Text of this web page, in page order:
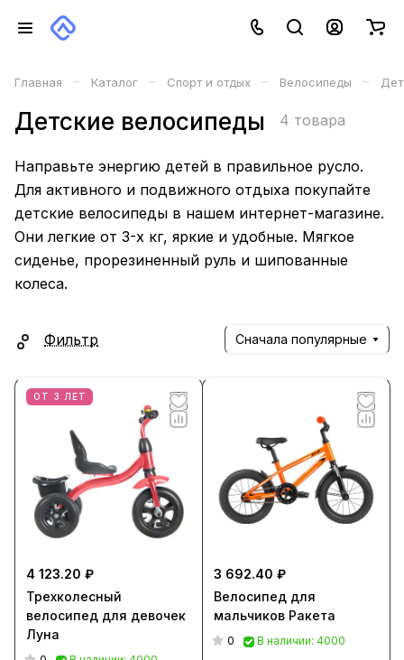
Главная – Каталог – Спорт и отдых – Велосипеды –
Детские велосипеды 4 товара
Направьте энергию детей в правильное русло.
Для активного и подвижного отдыха покупайте
детские велосипеды в нашем интернет-магазине.
Они легкие от 3-х кг, яркие и удобные. Мягкое
сиденье, прорезиненный руль и шипованные
колеса.
Фильтр Сначала популярные
ОТ 3 ЛЕТ
4 123.20 ₽
Трехколесный
велосипед для девочек
Луна
3 692.40 ₽
Велосипед для
мальчиков Ракета
0 В наличии: 4000